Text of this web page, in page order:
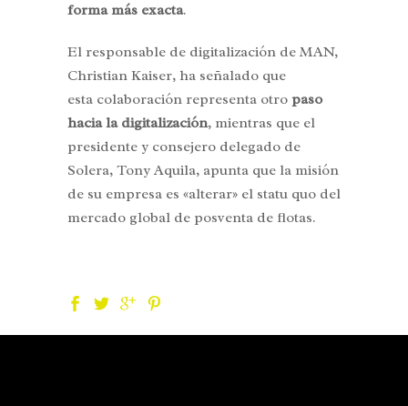
forma más exacta.
El responsable de digitalización de MAN,
Christian Kaiser, ha señalado que
esta colaboración representa otro paso
hacia la digitalización, mientras que el
presidente y consejero delegado de
Solera, Tony Aquila, apunta que la misión
de su empresa es «alterar» el statu quo del
mercado global de posventa de flotas.